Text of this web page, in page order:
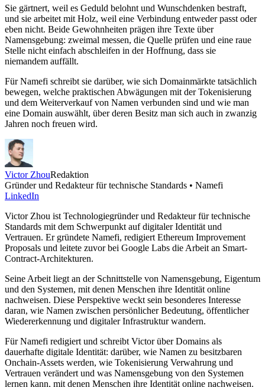
Sie gärtnert, weil es Geduld belohnt und Wunschdenken bestraft,
und sie arbeitet mit Holz, weil eine Verbindung entweder passt oder
eben nicht. Beide Gewohnheiten prägen ihre Texte über
Namensgebung: zweimal messen, die Quelle prüfen und eine raue
Stelle nicht einfach abschleifen in der Hoffnung, dass sie
niemandem auffällt.
Für Namefi schreibt sie darüber, wie sich Domainmärkte tatsächlich
bewegen, welche praktischen Abwägungen mit der Tokenisierung
und dem Weiterverkauf von Namen verbunden sind und wie man
eine Domain auswählt, über deren Besitz man sich auch in zwanzig
Jahren noch freuen wird.
Victor ZhouRedaktion
Gründer und Redakteur für technische Standards • Namefi
LinkedIn
Victor Zhou ist Technologiegründer und Redakteur für technische
Standards mit dem Schwerpunkt auf digitaler Identität und
Vertrauen. Er gründete Namefi, redigiert Ethereum Improvement
Proposals und leitete zuvor bei Google Labs die Arbeit an Smart-
Contract-Architekturen.
Seine Arbeit liegt an der Schnittstelle von Namensgebung, Eigentum
und den Systemen, mit denen Menschen ihre Identität online
nachweisen. Diese Perspektive weckt sein besonderes Interesse
daran, wie Namen zwischen persönlicher Bedeutung, öffentlicher
Wiedererkennung und digitaler Infrastruktur wandern.
Für Namefi redigiert und schreibt Victor über Domains als
dauerhafte digitale Identität: darüber, wie Namen zu besitzbaren
Onchain-Assets werden, wie Tokenisierung Verwahrung und
Vertrauen verändert und was Namensgebung von den Systemen
lernen kann, mit denen Menschen ihre Identität online nachweisen.